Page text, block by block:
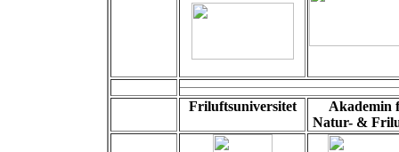
Friluftsuniversitet
Akademin
Natur- &